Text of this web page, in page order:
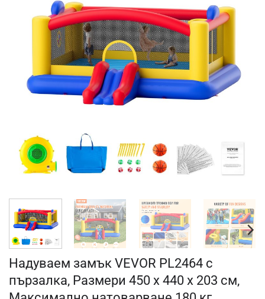
Надуваем замък VEVOR PL2464 с
пързалка, Размери 450 x 440 x 203 см,